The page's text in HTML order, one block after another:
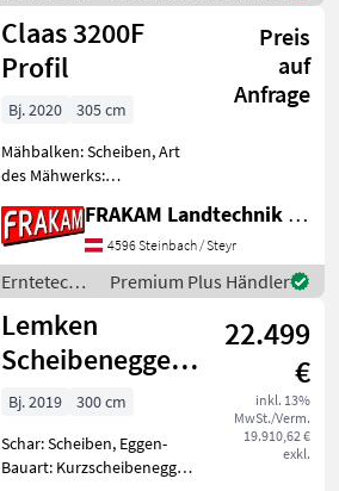
Grünland /
SIP
Claas 3200F
Profil
Preis
auf
Anfrage
Bj. 2020
305 cm
Mähbalken: Scheiben, Art
des Mähwerks:
Entlastungsfedern Claas
Disco 3200 F Profil mit
Verschleißkufen und
Gelenkwelle. Bei Interesse
einfach melden. E
FRAKAM Landtechnik GmbH
4596 Steinbach / Steyr
Erntetechnik
Grünland /
Claas
Premium Plus Händler
Lemken
Scheibenegge
Rubin 10-300 U
22.499
€
inkl. 13%
MwSt./Verm.
19.910,62 €
exkl.
Bj. 2019
300 cm
Schar: Scheiben, Eggen-
Bauart: Kurzscheibenegge,